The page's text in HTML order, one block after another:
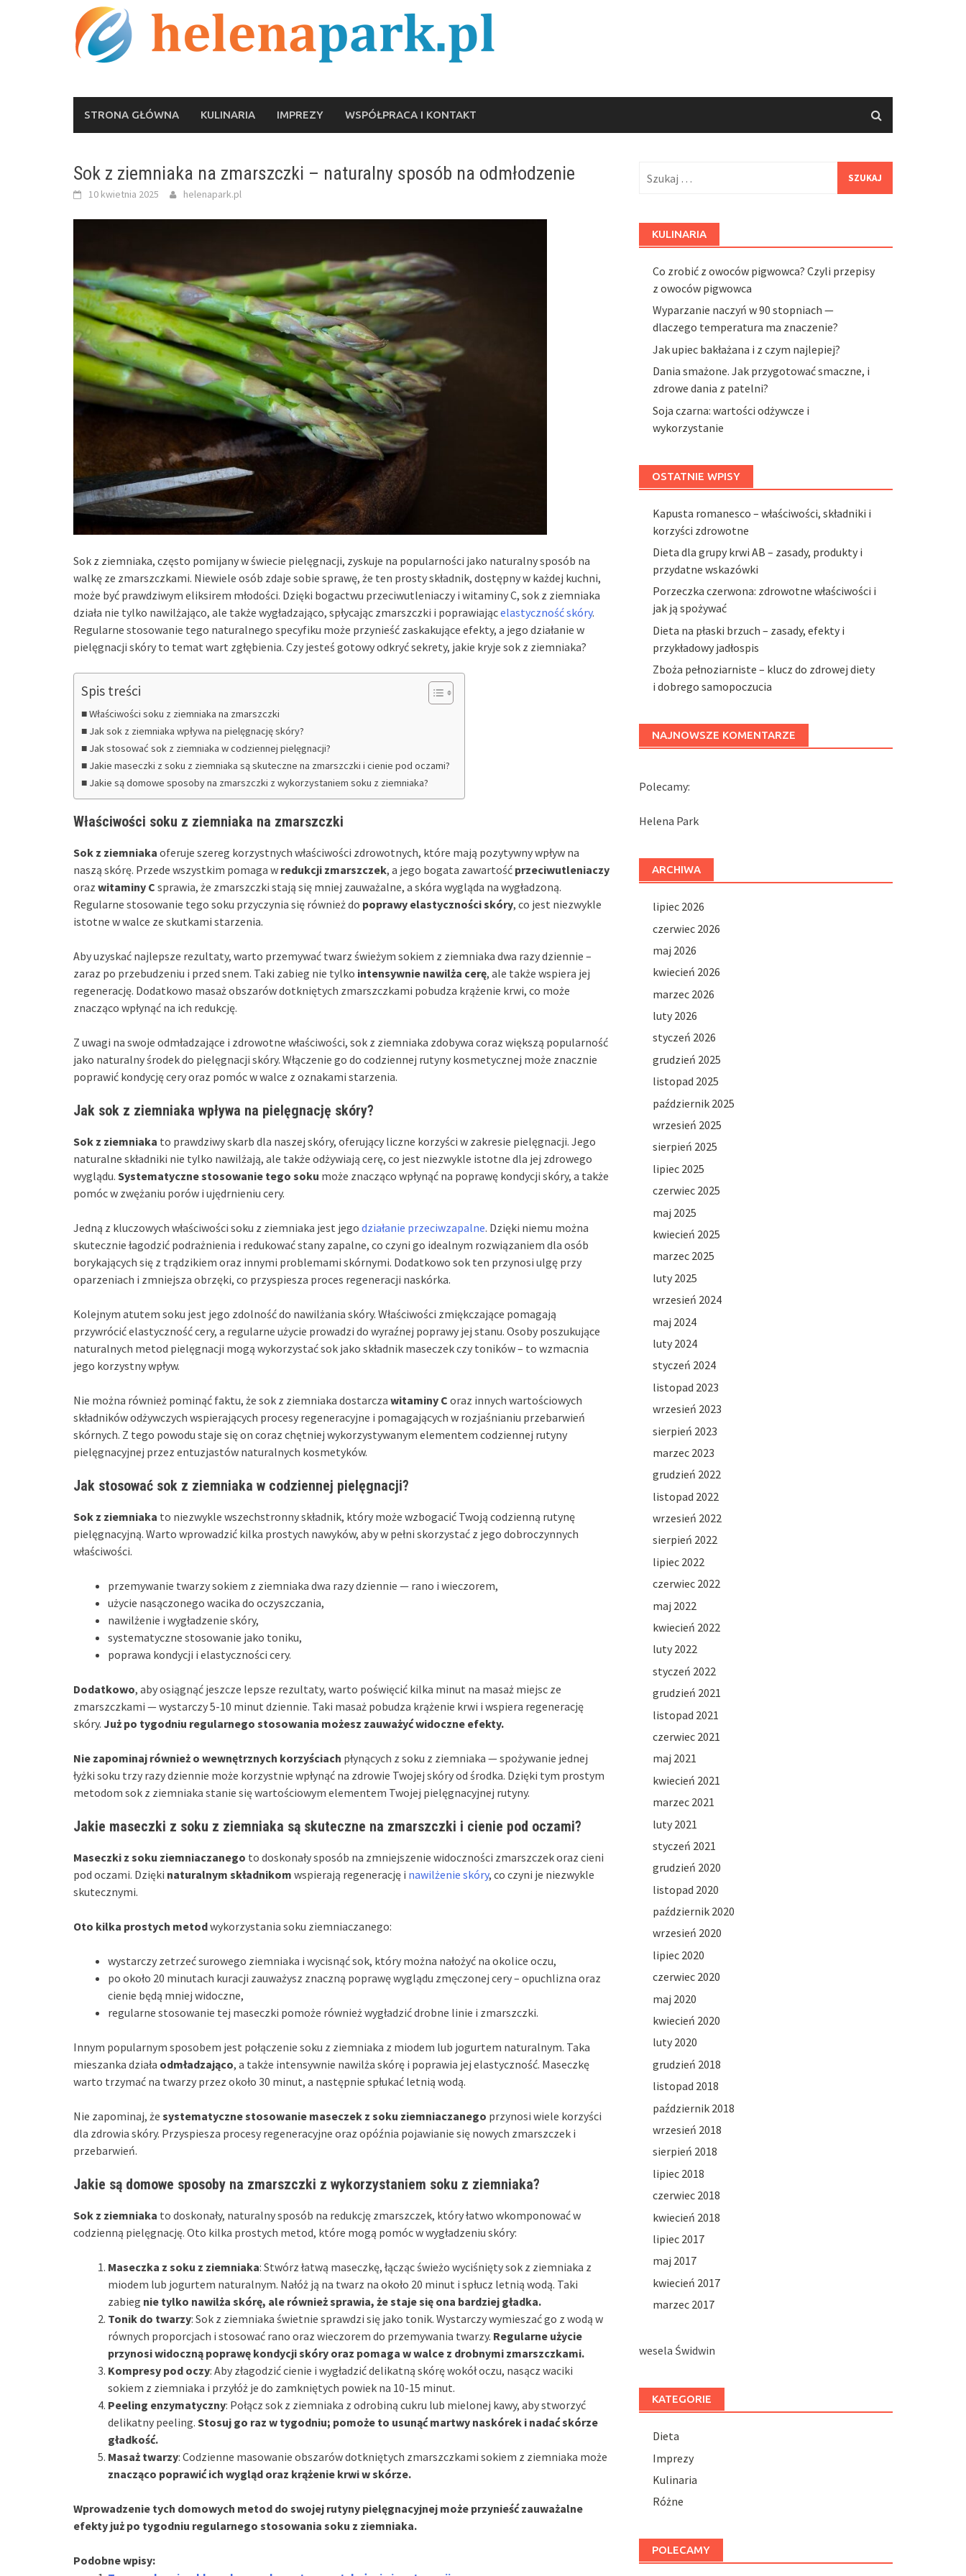
STRONA GŁÓWNA KULINARIA IMPREZY WSPÓŁPRACA I KONTAKT
Sok z ziemniaka na zmarszczki – naturalny sposób na odmłodzenie
10 kwietnia 2025 helenapark.pl
Sok z ziemniaka, często pomijany w świecie pielęgnacji, zyskuje na popularności jako naturalny sposób na
walkę ze zmarszczkami. Niewiele osób zdaje sobie sprawę, że ten prosty składnik, dostępny w każdej kuchni,
może być prawdziwym eliksirem młodości. Dzięki bogactwu przeciwutleniaczy i witaminy C, sok z ziemniaka
działa nie tylko nawilżająco, ale także wygładzająco, spłycając zmarszczki i poprawiającelastyczność skóry.
Regularne stosowanie tego naturalnego specyfiku może przynieść zaskakujące efekty, a jego działanie w
pielęgnacji skóry to temat wart zgłębienia. Czy jesteś gotowy odkryć sekrety, jakie kryje sok z ziemniaka?
Spis treści
Właściwości soku z ziemniaka na zmarszczki
Jak sok z ziemniaka wpływa na pielęgnację skóry?
Jak stosować sok z ziemniaka w codziennej pielęgnacji?
Jakie maseczki z soku z ziemniaka są skuteczne na zmarszczki i cienie pod oczami?
Jakie są domowe sposoby na zmarszczki z wykorzystaniem soku z ziemniaka?
Właściwości soku z ziemniaka na zmarszczki
Sok z ziemniaka oferuje szereg korzystnych właściwości zdrowotnych, które mają pozytywny wpływ na
naszą skórę. Przede wszystkim pomaga w redukcji zmarszczek, a jego bogata zawartość przeciwutleniaczy
oraz witaminy C sprawia, że zmarszczki stają się mniej zauważalne, a skóra wygląda na wygładzoną.
Regularne stosowanie tego soku przyczynia się również do poprawy elastyczności skóry, co jest niezwykle
istotne w walce ze skutkami starzenia.
Aby uzyskać najlepsze rezultaty, warto przemywać twarz świeżym sokiem z ziemniaka dwa razy dziennie –
zaraz po przebudzeniu i przed snem. Taki zabieg nie tylko intensywnie nawilża cerę, ale także wspiera jej
regenerację. Dodatkowo masaż obszarów dotkniętych zmarszczkami pobudza krążenie krwi, co może
znacząco wpłynąć na ich redukcję.
Z uwagi na swoje odmładzające i zdrowotne właściwości, sok z ziemniaka zdobywa coraz większą popularność
jako naturalny środek do pielęgnacji skóry. Włączenie go do codziennej rutyny kosmetycznej może znacznie
poprawić kondycję cery oraz pomóc w walce z oznakami starzenia.
Jak sok z ziemniaka wpływa na pielęgnację skóry?
Sok z ziemniaka to prawdziwy skarb dla naszej skóry, oferujący liczne korzyści w zakresie pielęgnacji. Jego
naturalne składniki nie tylko nawilżają, ale także odżywiają cerę, co jest niezwykle istotne dla jej zdrowego
wyglądu. Systematyczne stosowanie tego soku może znacząco wpłynąć na poprawę kondycji skóry, a także
pomóc w zwężaniu porów i ujędrnieniu cery.
Jedną z kluczowych właściwości soku z ziemniaka jest jego działanie przeciwzapalne. Dzięki niemu można
skutecznie łagodzić podrażnienia i redukować stany zapalne, co czyni go idealnym rozwiązaniem dla osób
borykających się z trądzikiem oraz innymi problemami skórnymi. Dodatkowo sok ten przynosi ulgę przy
oparzeniach i zmniejsza obrzęki, co przyspiesza proces regeneracji naskórka.
Kolejnym atutem soku jest jego zdolność do nawilżania skóry. Właściwości zmiękczające pomagają
przywrócić elastyczność cery, a regularne użycie prowadzi do wyraźnej poprawy jej stanu. Osoby poszukujące
naturalnych metod pielęgnacji mogą wykorzystać sok jako składnik maseczek czy toników – to wzmacnia
jego korzystny wpływ.
Nie można również pominąć faktu, że sok z ziemniaka dostarcza witaminy C oraz innych wartościowych
składników odżywczych wspierających procesy regeneracyjne i pomagających w rozjaśnianiu przebarwień
skórnych. Z tego powodu staje się on coraz chętniej wykorzystywanym elementem codziennej rutyny
pielęgnacyjnej przez entuzjastów naturalnych kosmetyków.
Jak stosować sok z ziemniaka w codziennej pielęgnacji?
Sok z ziemniaka to niezwykle wszechstronny składnik, który może wzbogacić Twoją codzienną rutynę
pielęgnacyjną. Warto wprowadzić kilka prostych nawyków, aby w pełni skorzystać z jego dobroczynnych
właściwości.
przemywanie twarzy sokiem z ziemniaka dwa razy dziennie — rano i wieczorem,
użycie nasączonego wacika do oczyszczania,
nawilżenie i wygładzenie skóry,
systematyczne stosowanie jako toniku,
poprawa kondycji i elastyczności cery.
Dodatkowo, aby osiągnąć jeszcze lepsze rezultaty, warto poświęcić kilka minut na masaż miejsc ze
zmarszczkami — wystarczy 5-10 minut dziennie. Taki masaż pobudza krążenie krwi i wspiera regenerację
skóry. Już po tygodniu regularnego stosowania możesz zauważyć widoczne efekty.
Nie zapominaj również o wewnętrznych korzyściach płynących z soku z ziemniaka — spożywanie jednej
łyżki soku trzy razy dziennie może korzystnie wpłynąć na zdrowie Twojej skóry od środka. Dzięki tym prostym
metodom sok z ziemniaka stanie się wartościowym elementem Twojej pielęgnacyjnej rutyny.
Jakie maseczki z soku z ziemniaka są skuteczne na zmarszczki i cienie pod oczami?
Maseczki z soku ziemniaczanego to doskonały sposób na zmniejszenie widoczności zmarszczek oraz cieni
pod oczami. Dzięki naturalnym składnikom wspierają regenerację i nawilżenie skóry, co czyni je niezwykle
skutecznymi.
Oto kilka prostych metodwykorzystania soku ziemniaczanego:
wystarczy zetrzeć surowego ziemniaka i wycisnąć sok, który można nałożyć na okolice oczu,
po około 20 minutach kuracji zauważysz znaczną poprawę wyglądu zmęczonej cery – opuchlizna oraz
cienie będą mniej widoczne,
regularne stosowanie tej maseczki pomoże również wygładzić drobne linie i zmarszczki.
Innym popularnym sposobem jest połączenie soku z ziemniaka z miodem lub jogurtem naturalnym. Taka
mieszanka działa odmładzająco, a także intensywnie nawilża skórę i poprawia jej elastyczność. Maseczkę
warto trzymać na twarzy przez około 30 minut, a następnie spłukać letnią wodą.
Nie zapominaj, że systematyczne stosowanie maseczek z soku ziemniaczanego przynosi wiele korzyści
dla zdrowia skóry. Przyspiesza procesy regeneracyjne oraz opóźnia pojawianie się nowych zmarszczek i
przebarwień.
Jakie są domowe sposoby na zmarszczki z wykorzystaniem soku z ziemniaka?
Sok z ziemniaka to doskonały, naturalny sposób na redukcję zmarszczek, który łatwo wkomponować w
codzienną pielęgnację. Oto kilka prostych metod, które mogą pomóc w wygładzeniu skóry:
Maseczka z soku z ziemniaka: Stwórz łatwą maseczkę, łącząc świeżo wyciśnięty sok z ziemniaka z
miodem lub jogurtem naturalnym. Nałóż ją na twarz na około 20 minut i spłucz letnią wodą. Taki
zabieg nie tylko nawilża skórę, ale również sprawia, że staje się ona bardziej gładka.
Tonik do twarzy: Sok z ziemniaka świetnie sprawdzi się jako tonik. Wystarczy wymieszać go z wodą w
równych proporcjach i stosować rano oraz wieczorem do przemywania twarzy. Regularne użycie
przynosi widoczną poprawę kondycji skóry oraz pomaga w walce z drobnymi zmarszczkami.
Kompresy pod oczy: Aby złagodzić cienie i wygładzić delikatną skórę wokół oczu, nasącz waciki
sokiem z ziemniaka i przyłóż je do zamkniętych powiek na 10-15 minut.
Peeling enzymatyczny: Połącz sok z ziemniaka z odrobiną cukru lub mielonej kawy, aby stworzyć
delikatny peeling. Stosuj go raz w tygodniu; pomoże to usunąć martwy naskórek i nadać skórze
gładkość.
Masaż twarzy: Codzienne masowanie obszarów dotkniętych zmarszczkami sokiem z ziemniaka może
znacząco poprawić ich wygląd oraz krążenie krwi w skórze.
Wprowadzenie tych domowych metod do swojej rutyny pielęgnacyjnej może przynieść zauważalne
efekty już po tygodniu regularnego stosowania soku z ziemniaka.
Podobne wpisy:
KULINARIA
Co zrobić z owoców pigwowca? Czyli przepisy
z owoców pigwowca
Wyparzanie naczyń w 90 stopniach —
dlaczego temperatura ma znaczenie?
Jak upiec bakłażana i z czym najlepiej?
Dania smażone. Jak przygotować smaczne, i
zdrowe dania z patelni?
Soja czarna: wartości odżywcze i
wykorzystanie
OSTATNIE WPISY
Kapusta romanesco – właściwości, składniki i
korzyści zdrowotne
Dieta dla grupy krwi AB – zasady, produkty i
przydatne wskazówki
Porzeczka czerwona: zdrowotne właściwości i
jak ją spożywać
Dieta na płaski brzuch – zasady, efekty i
przykładowy jadłospis
Zboża pełnoziarniste – klucz do zdrowej diety
i dobrego samopoczucia
NAJNOWSZE KOMENTARZE
Polecamy:
Helena Park
ARCHIWA
lipiec 2026
czerwiec 2026
maj 2026
kwiecień 2026
marzec 2026
luty 2026
styczeń 2026
grudzień 2025
listopad 2025
październik 2025
wrzesień 2025
sierpień 2025
lipiec 2025
czerwiec 2025
maj 2025
kwiecień 2025
marzec 2025
luty 2025
wrzesień 2024
maj 2024
luty 2024
styczeń 2024
listopad 2023
wrzesień 2023
sierpień 2023
marzec 2023
grudzień 2022
listopad 2022
wrzesień 2022
sierpień 2022
lipiec 2022
czerwiec 2022
maj 2022
kwiecień 2022
luty 2022
styczeń 2022
grudzień 2021
listopad 2021
czerwiec 2021
maj 2021
kwiecień 2021
marzec 2021
luty 2021
styczeń 2021
grudzień 2020
listopad 2020
październik 2020
wrzesień 2020
lipiec 2020
czerwiec 2020
maj 2020
kwiecień 2020
luty 2020
grudzień 2018
listopad 2018
październik 2018
wrzesień 2018
sierpień 2018
lipiec 2018
czerwiec 2018
kwiecień 2018
lipiec 2017
maj 2017
kwiecień 2017
marzec 2017
wesela Świdwin
KATEGORIE
Dieta
Imprezy
Kulinaria
Różne
POLECAMY